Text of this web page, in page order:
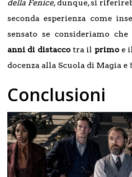
della Fenice, dunque, si
seconda esperienza come
sensato se consideriamo
anni di distaccotra il primoe
docenza alla Scuola di Magia e
Conclusioni